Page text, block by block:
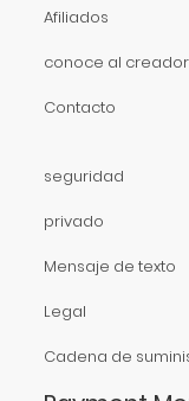
Afiliados
conoce al creador
Contacto
seguridad
privado
Mensaje de texto
Legal
Cadena de